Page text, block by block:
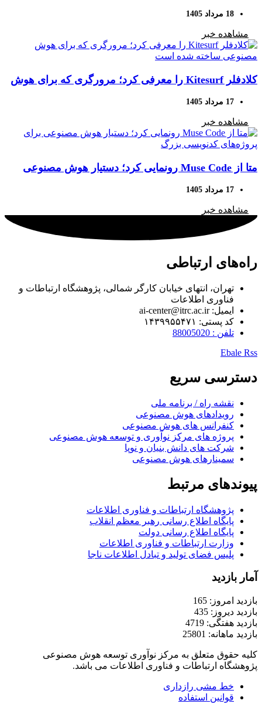
تازه برای قدرتمندترین مدل‌های هوش مصنوعی
18 مرداد 1405
مشاهده خبر
کلادفلر Kitesurf را معرفی کرد؛ مرورگری که برای هوش
مصنوعی ساخته شده است
17 مرداد 1405
مشاهده خبر
متا از Muse Code رونمایی کرد؛ دستیار هوش مصنوعی
برای پروژه‌های کدنویسی بزرگ
17 مرداد 1405
مشاهده خبر
راه‌های ارتباطی
تهران، انتهای خیابان کارگر شمالی، پژوهشگاه ارتباطات و
فناوری اطلاعات
ایمیل: ai-center@itrc.ac.ir
کد پستی: ۱۴۳۹۹۵۵۴۷۱
تلفن : 88005020
Ebale Rss
دسترسی سریع
نقشه راه / برنامه ملی
رویدادهای هوش مصنوعی
کنفرانس های هوش مصنوعی
پروژه های مرکز نوآوری و توسعه هوش مصنوعی
شرکت های دانش بنیان و نوپا
سمینارهای هوش مصنوعی
پیوندهای مرتبط
پژوهشگاه ارتباطات و فناوری اطلاعات
پایگاه اطلاع رسانی رهبر معظم انقلاب
پایگاه اطلاع رسانی دولت
وزارت ارتباطات و فناوری اطلاعات
پلیس فضای تولید و تبادل اطلاعات ناجا
آمار بازدید
بازدید امروز: 165
بازدید دیروز: 435
بازدید هفتگی: 4719
بازدید ماهانه: 25801
کلیه حقوق متعلق به مرکز نوآوری توسعه هوش مصنوعی
پژوهشگاه ارتباطات و فناوری اطلاعات می باشد.
خط مشی رازداری
قوانین استفاده